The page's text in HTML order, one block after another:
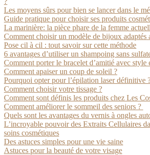
Les moyens sûrs pour bien se lancer dans le
Guide pratique pour choisir ses produits
La marinière: la pièce phare de la femme
Comment choisir un modèle de bijoux adaptés
Pose cil à cil : tout savoir sur cette méthode
6 avantages d’utiliser un shampoing sans
Comment porter le bracelet d’amitié avec style
Comment apaiser un coup de soleil ?
Pourquoi opter pour l’épilation laser définitive
Comment choisir votre tissage ?
Comment sont définis les produits chez Les
Comment améliorer le sommeil des seniors ?
Quels sont les avantages du vernis à ongles
L’incroyable pouvoir des Extraits Cellulaires
soins cosmétiques
Des astuces simples pour une vie saine
Astuces pour la beauté de votre visage